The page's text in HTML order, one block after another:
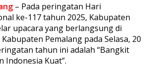
– Pada peringatan Hari
ke-117 tahun 2025, Kabupaten
upacara yang berlangsung di
Pemalang pada Selasa, 20
tahun ini adalah “Bangkit
Indonesia Kuat”.